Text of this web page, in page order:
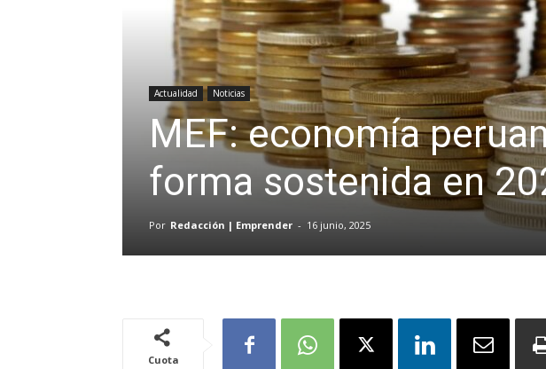
Actualidad Noticias
MEF: economía
forma sostenida en
Por Redacción | Emprender - 16 junio, 2025
Cuota